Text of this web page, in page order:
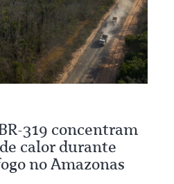
319 concentram
calor durante
no Amazonas